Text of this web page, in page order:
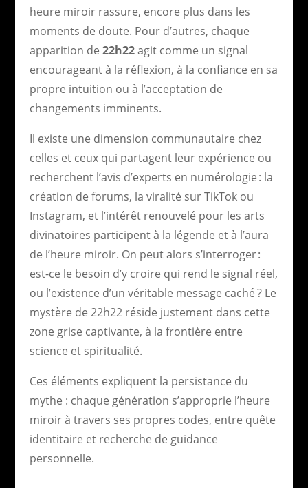
heure miroir rassure, encore plus dans les
moments de doute. Pour d’autres, chaque
apparition de 22h22agit comme un signal
encourageant à la réflexion, à la confiance en sa
propre intuition ou à l’acceptation de
changements imminents.
Il existe une dimension communautaire chez
celles et ceux qui partagent leur expérience ou
recherchent l’avis d’experts en numérologie : la
création de forums, la viralité sur TikTok ou
Instagram, et l’intérêt renouvelé pour les arts
divinatoires participent à la légende et à l’aura
de l’heure miroir. On peut alors s’interroger :
est-ce le besoin d’y croire qui rend le signal réel,
ou l’existence d’un véritable message caché ? Le
mystère de 22h22 réside justement dans cette
zone grise captivante, à la frontière entre
science et spiritualité.
Ces éléments expliquent la persistance du
mythe : chaque génération s’approprie l’heure
miroir à travers ses propres codes, entre quête
identitaire et recherche de guidance
personnelle.